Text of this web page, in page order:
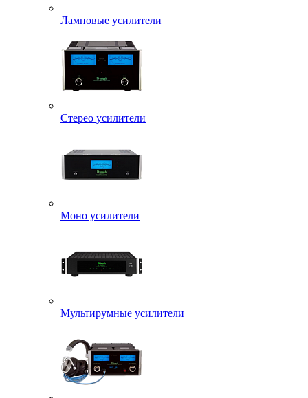
Ламповые усилители
Стерео усилители
Моно усилители
Мультирумные усилители